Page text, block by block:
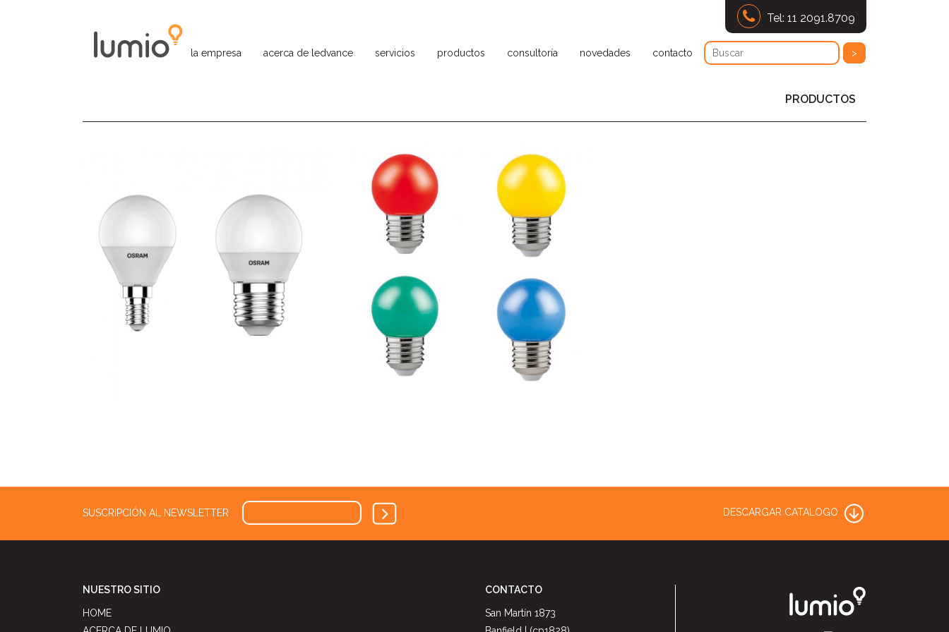
Tel: 11 2091.8709
la empresa acerca de ledvance servicios productos consultoría novedades contacto
PRODUCTOS
SUSCRIPCIÓN AL NEWSLETTER DESCARGAR CATALOGO
NUESTRO SITIO
HOME
CONTACTO
San Martín 1873